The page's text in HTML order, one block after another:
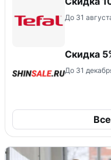
До 31
Скидка
До 31